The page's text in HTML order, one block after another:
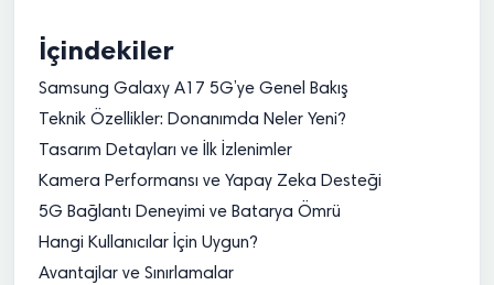
İçindekiler
Samsung Galaxy A17 5G’ye Genel Bakış
Teknik Özellikler: Donanımda Neler Yeni?
Tasarım Detayları ve İlk İzlenimler
Kamera Performansı ve Yapay Zeka Desteği
5G Bağlantı Deneyimi ve Batarya Ömrü
Hangi Kullanıcılar İçin Uygun?
Avantajlar ve Sınırlamalar